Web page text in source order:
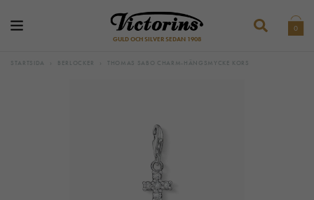
GULD OCH SILVER SEDAN 1908
0
STARTSIDA BERLOCKER THOMAS SABO CHARM-HÄNGSMYCKE KORS